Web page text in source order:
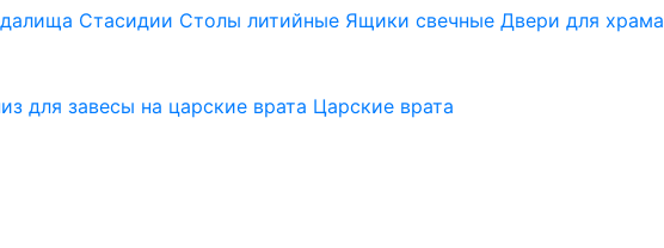
Стасидии Столы литийные Ящики свечныеДвери для храма
для завесы на царские врата Царские врата